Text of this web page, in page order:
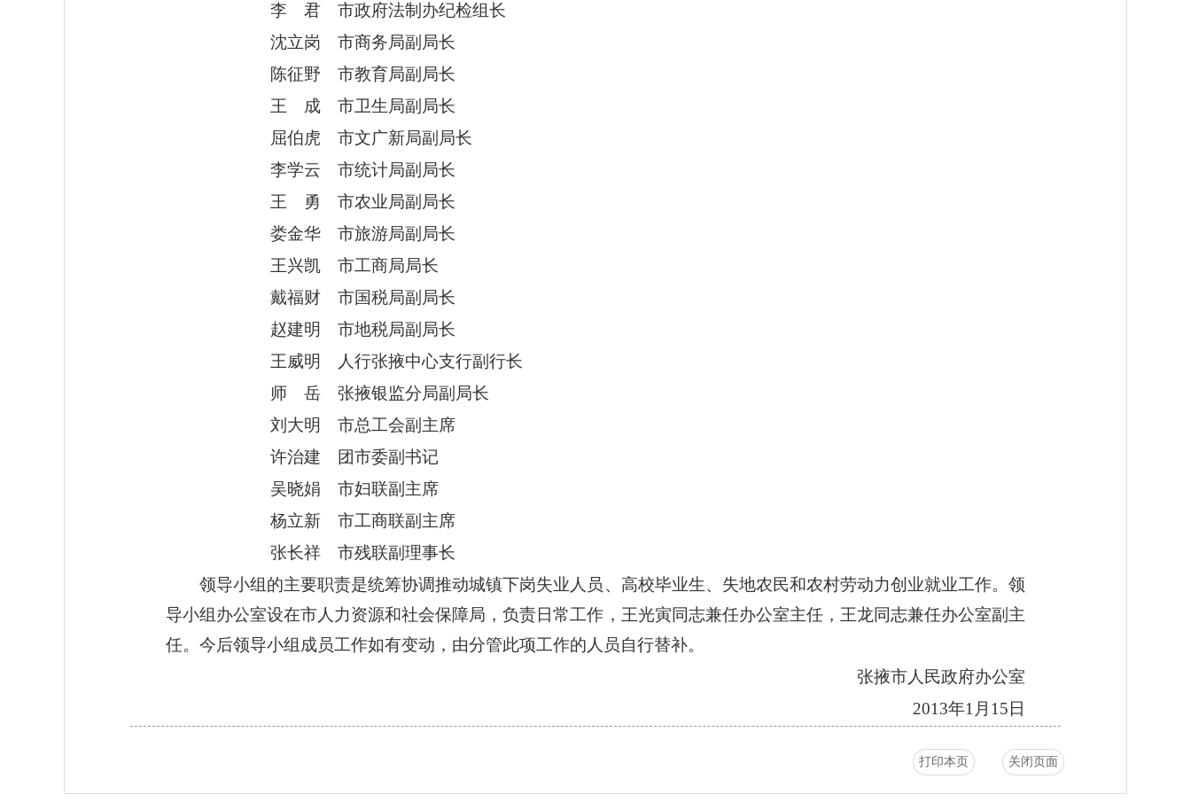
李 君 市政府法制办纪检组长
沈立岗 市商务局副局长
陈征野 市教育局副局长
王 成 市卫生局副局长
屈伯虎 市文广新局副局长
李学云 市统计局副局长
王 勇 市农业局副局长
娄金华 市旅游局副局长
王兴凯 市工商局局长
戴福财 市国税局副局长
赵建明 市地税局副局长
王威明 人行张掖中心支行副行长
师 岳 张掖银监分局副局长
刘大明 市总工会副主席
许治建 团市委副书记
吴晓娟 市妇联副主席
杨立新 市工商联副主席
张长祥 市残联副理事长
领导小组的主要职责是统筹协调推动城镇下岗失业人员、高校毕业生、失地农民和农村劳动力创业就业工作。领
导小组办公室设在市人力资源和社会保障局，负责日常工作，王光寅同志兼任办公室主任，王龙同志兼任办公室副主
任。今后领导小组成员工作如有变动，由分管此项工作的人员自行替补。
张掖市人民政府办公室
2013年1月15日
打印本页 关闭页面